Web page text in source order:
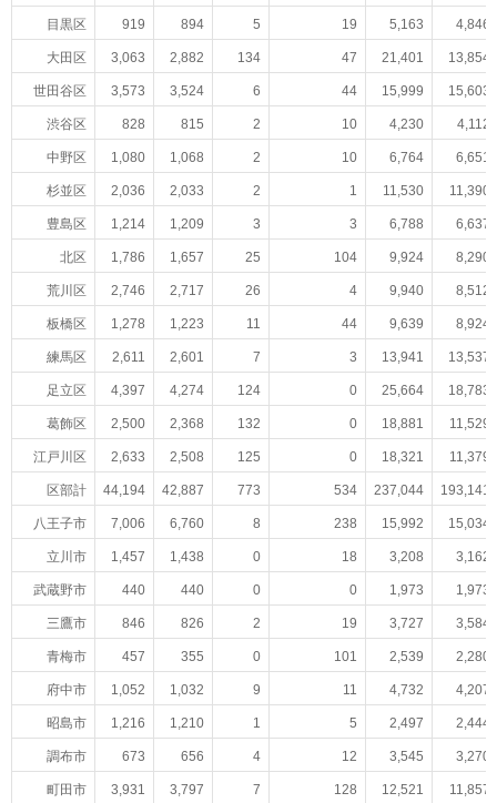
目黒区 919 894 5 19 5,163 4,846
大田区 3,063 2,882 134 47 21,401 13,854
世田谷区 3,573 3,524 6 44 15,999 15,603
渋谷区 828 815 2 10 4,230 4,112
中野区 1,080 1,068 2 10 6,764 6,651
杉並区 2,036 2,033 2 1 11,530 11,390
豊島区 1,214 1,209 3 3 6,788 6,637
北区 1,786 1,657 25 104 9,924 8,290
荒川区 2,746 2,717 26 4 9,940 8,512
板橋区 1,278 1,223 11 44 9,639 8,924
練馬区 2,611 2,601 7 3 13,941 13,537
足立区 4,397 4,274 124 0 25,664 18,783
葛飾区 2,500 2,368 132 0 18,881 11,529
江戸川区 2,633 2,508 125 0 18,321 11,379
区部計 44,194 42,887 773 534 237,044 193,141
八王子市 7,006 6,760 8 238 15,992 15,034
立川市 1,457 1,438 0 18 3,208 3,162
武蔵野市 440 440 0 0 1,973 1,973
三鷹市 846 826 2 19 3,727 3,584
青梅市 457 355 0 101 2,539 2,280
府中市 1,052 1,032 9 11 4,732 4,207
昭島市 1,216 1,210 1 5 2,497 2,444
調布市 673 656 4 12 3,545 3,270
町田市 3,931 3,797 7 128 12,521 11,857